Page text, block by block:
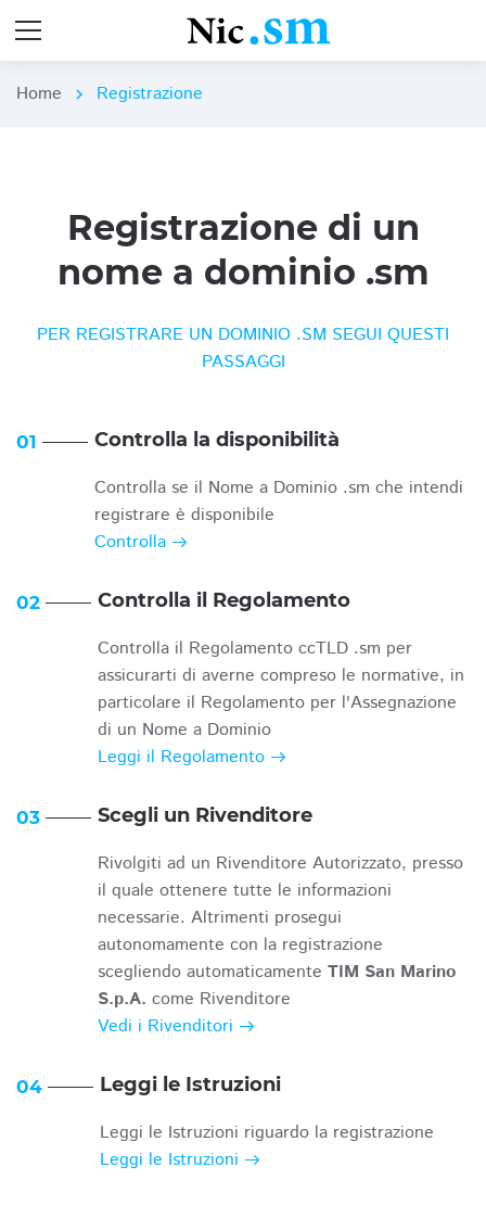
Home chevron_right Registrazione
Registrazione di un
nome a dominio .sm
PER REGISTRARE UN DOMINIO .SM SEGUI QUESTI
PASSAGGI
01 Controlla la disponibilità
Controlla se il Nome a Dominio .sm che intendi
registrare è disponibile
Controlla
02 Controlla il Regolamento
Controlla il Regolamento ccTLD .sm per
assicurarti di averne compreso le normative, in
particolare il Regolamento per l'Assegnazione
di un Nome a Dominio
Leggi il Regolamento
03 Scegli un Rivenditore
Rivolgiti ad un Rivenditore Autorizzato, presso
il quale ottenere tutte le informazioni
necessarie. Altrimenti prosegui
autonomamente con la registrazione
scegliendo automaticamente TIM San Marino
S.p.A. come Rivenditore
Vedi i Rivenditori
04 Leggi le Istruzioni
Leggi le Istruzioni riguardo la registrazione
Leggi le Istruzioni